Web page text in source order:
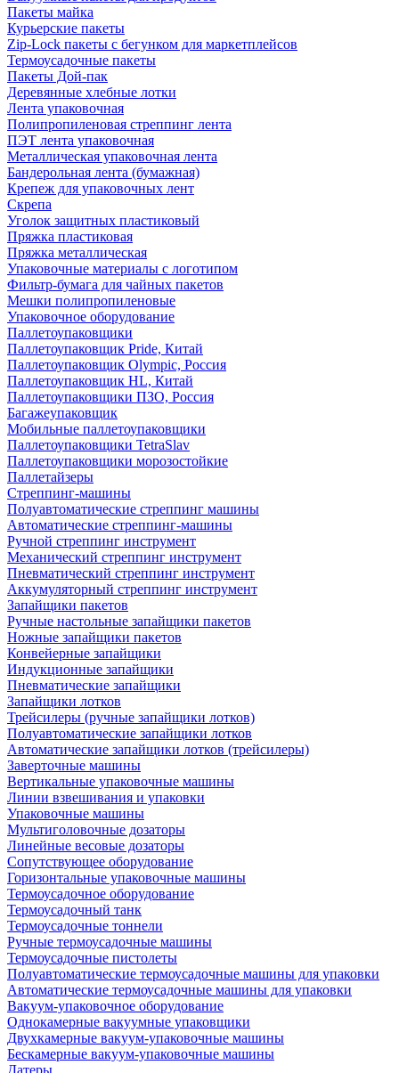
Пакеты майка
Курьерские пакеты
Zip-Lock пакеты с бегунком для маркетплейсов
Термоусадочные пакеты
Пакеты Дой-пак
Деревянные хлебные лотки
Лента упаковочная
Полипропиленовая стреппинг лента
ПЭТ лента упаковочная
Металлическая упаковочная лента
Бандерольная лента (бумажная)
Крепеж для упаковочных лент
Скрепа
Уголок защитных пластиковый
Пряжка пластиковая
Пряжка металлическая
Упаковочные материалы с логотипом
Фильтр-бумага для чайных пакетов
Мешки полипропиленовые
Упаковочное оборудование
Паллетоупаковщики
Паллетоупаковщик Pride, Китай
Паллетоупаковщик Olympic, Россия
Паллетоупаковщик HL, Китай
Паллетоупаковщики ПЗО, Россия
Багажеупаковщик
Мобильные паллетоупаковщики
Паллетоупаковщики TetraSlav
Паллетоупаковщики морозостойкие
Паллетайзеры
Стреппинг-машины
Полуавтоматические стреппинг машины
Автоматические стреппинг-машины
Ручной стреппинг инструмент
Механический стреппинг инструмент
Пневматический стреппинг инструмент
Аккумуляторный стреппинг инструмент
Запайщики пакетов
Ручные настольные запайщики пакетов
Ножные запайщики пакетов
Конвейерные запайщики
Индукционные запайщики
Пневматические запайщики
Запайщики лотков
Трейсилеры (ручные запайщики лотков)
Полуавтоматические запайщики лотков
Автоматические запайщики лотков (трейсилеры)
Заверточные машины
Вертикальные упаковочные машины
Линии взвешивания и упаковки
Упаковочные машины
Мультиголовочные дозаторы
Линейные весовые дозаторы
Сопутствующее оборудование
Горизонтальные упаковочные машины
Термоусадочное оборудование
Термоусадочный танк
Термоусадочные тоннели
Ручные термоусадочные машины
Термоусадочные пистолеты
Полуавтоматические термоусадочные машины для упаковки
Автоматические термоусадочные машины для упаковки
Вакуум-упаковочное оборудование
Однокамерные вакуумные упаковщики
Двухкамерные вакуум-упаковочные машины
Бескамерные вакуум-упаковочные машины
Датеры